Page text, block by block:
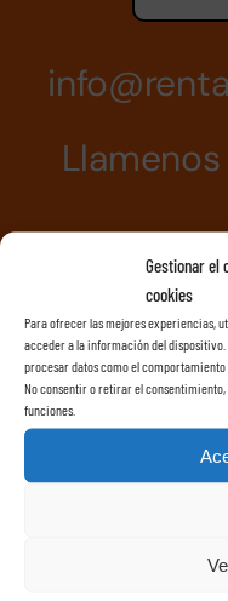
Gestionar el
cookies
Para ofrecer las mejores experiencias,
acceder a la información del
procesar datos como el
No consentir o retirar el
funciones.